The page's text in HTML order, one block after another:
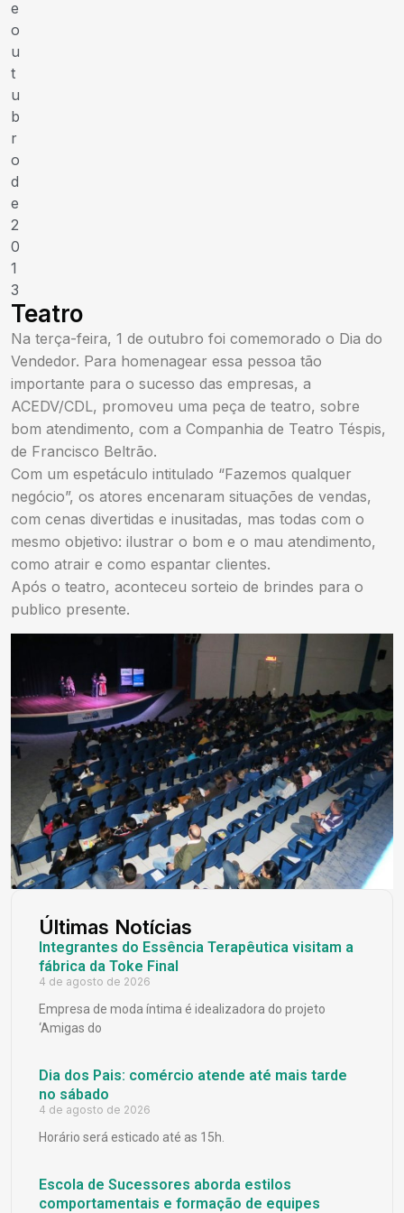
e
o
u
t
u
b
r
o
d
e
2
0
1
3
Teatro
Na terça-feira, 1 de outubro foi comemorado o Dia do
Vendedor. Para homenagear essa pessoa tão
importante para o sucesso das empresas, a
ACEDV/CDL, promoveu uma peça de teatro, sobre
bom atendimento, com a Companhia de Teatro Téspis,
de Francisco Beltrão.
Com um espetáculo intitulado “Fazemos qualquer
negócio”, os atores encenaram situações de vendas,
com cenas divertidas e inusitadas, mas todas com o
mesmo objetivo: ilustrar o bom e o mau atendimento,
como atrair e como espantar clientes.
Após o teatro, aconteceu sorteio de brindes para o
publico presente.
Últimas Notícias
Integrantes do Essência Terapêutica visitam a
fábrica da Toke Final
4 de agosto de 2026
Empresa de moda íntima é idealizadora do projeto
‘Amigas do
Dia dos Pais: comércio atende até mais tarde
no sábado
4 de agosto de 2026
Horário será esticado até as 15h.
Escola de Sucessores aborda estilos
comportamentais e formação de equipes